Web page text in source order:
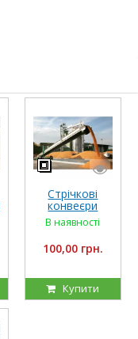
Стрічкові
конвеєри
універсальні
В наявності
100,00 грн.
Купити